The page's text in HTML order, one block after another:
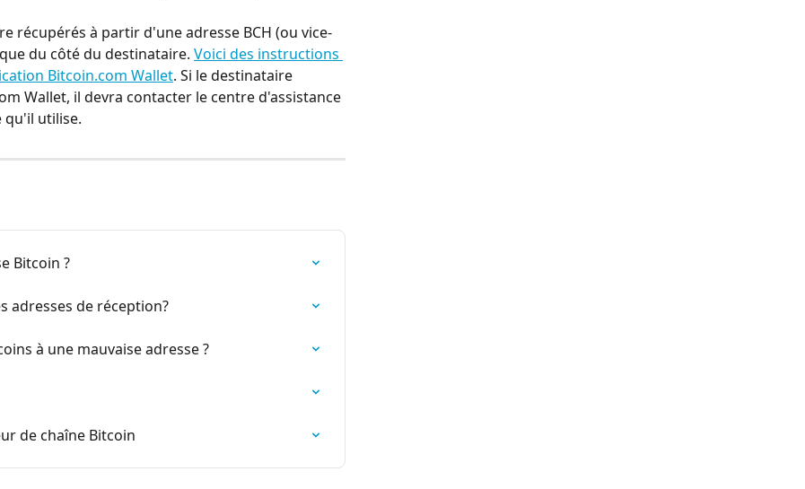
récupérés à partir d'une adresse BCH (ou vice-
du côté du destinataire. Voici des instructions
Bitcoin.com Wallet. Si le destinataire
Wallet, il devra contacter le centre d'assistance
qu'il utilise.
Bitcoin ?
adresses de réception?
à une mauvaise adresse ?
de chaîne Bitcoin